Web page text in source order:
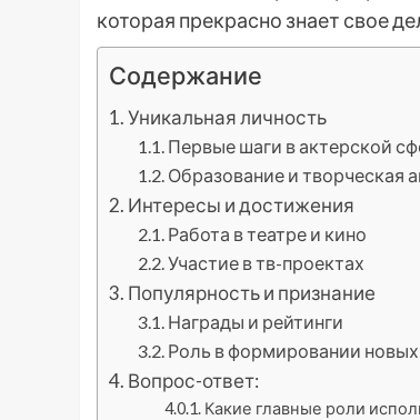
которая прекрасно знает свое
Содержание
Уникальная личность
Первые шаги в актерской
Образование и творческая
Интересы и достижения
Работа в театре и кино
Участие в тв-проектах
Популярность и признание
Награды и рейтинги
Роль в формировании
Вопрос-ответ:
Какие главные роли